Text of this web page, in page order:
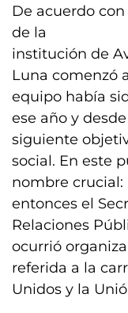
De acuerdo
de la
institución de
Luna comenzó
equipo había
ese año y
siguiente
social. En este
nombre crucial:
entonces el
Relaciones
ocurrió
referida a la
Unidos y la